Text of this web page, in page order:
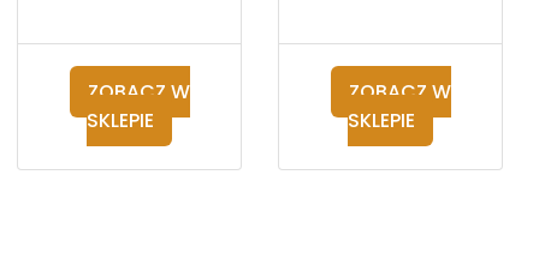
ZOBACZ W
SKLEPIE
ZOBACZ W
SKLEPIE